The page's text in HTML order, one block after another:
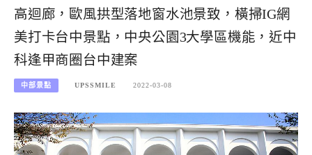
高迴廊，歐風拱型落地窗水池景致，橫掃IG網
美打卡台中景點，中央公園3大學區機能，近中
科逢甲商圈台中建案
中部景點 UPSSMILE 2022-03-08